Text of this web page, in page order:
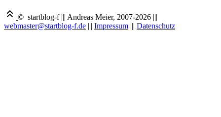
© startblog-f ||| Andreas Meier, 2007-2026 |||
webmaster@startblog-f.de ||| Impressum ||| Datenschutz